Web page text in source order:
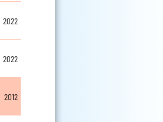
2022
2022
2012